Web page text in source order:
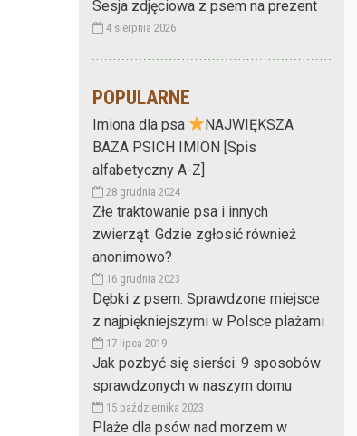
Sesja zdjęciowa z psem na prezent
4 sierpnia 2026
POPULARNE
Imiona dla psa
NAJWIĘKSZA
BAZA PSICH IMION [Spis
alfabetyczny A-Z]
28 grudnia 2024
Złe traktowanie psa i innych
zwierząt. Gdzie zgłosić również
anonimowo?
16 grudnia 2023
Dębki z psem. Sprawdzone miejsce
z najpiękniejszymi w Polsce plażami
17 lipca 2019
Jak pozbyć się sierści: 9 sposobów
sprawdzonych w naszym domu
15 października 2023
Plaże dla psów nad morzem w